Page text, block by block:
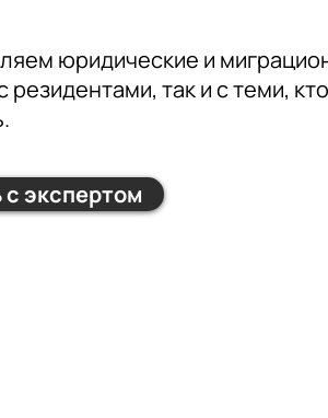
юридические и
резидентами, так и с теми,
с экспертом